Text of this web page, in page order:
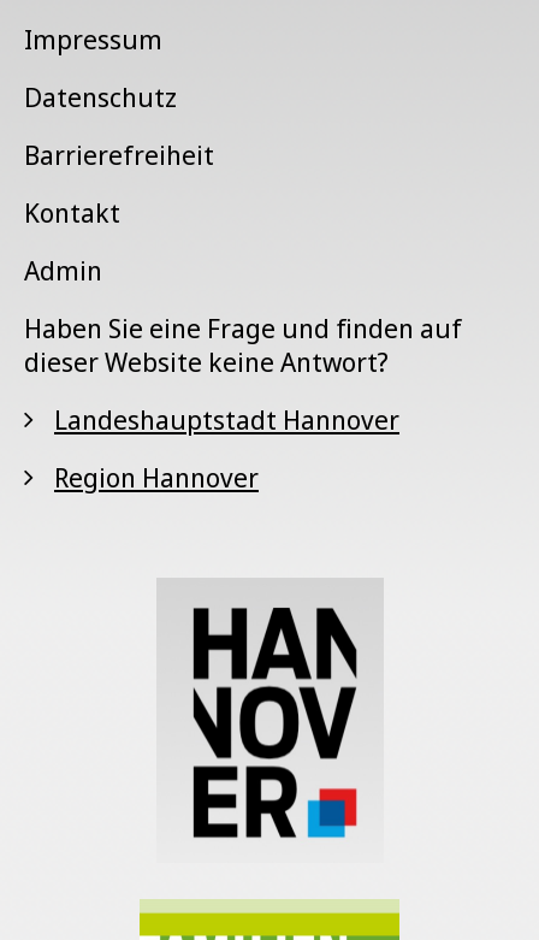
Impressum
Datenschutz
Barrierefreiheit
Kontakt
Admin
Haben Sie eine Frage und finden auf
dieser Website keine Antwort?
Landeshauptstadt Hannover
Region Hannover